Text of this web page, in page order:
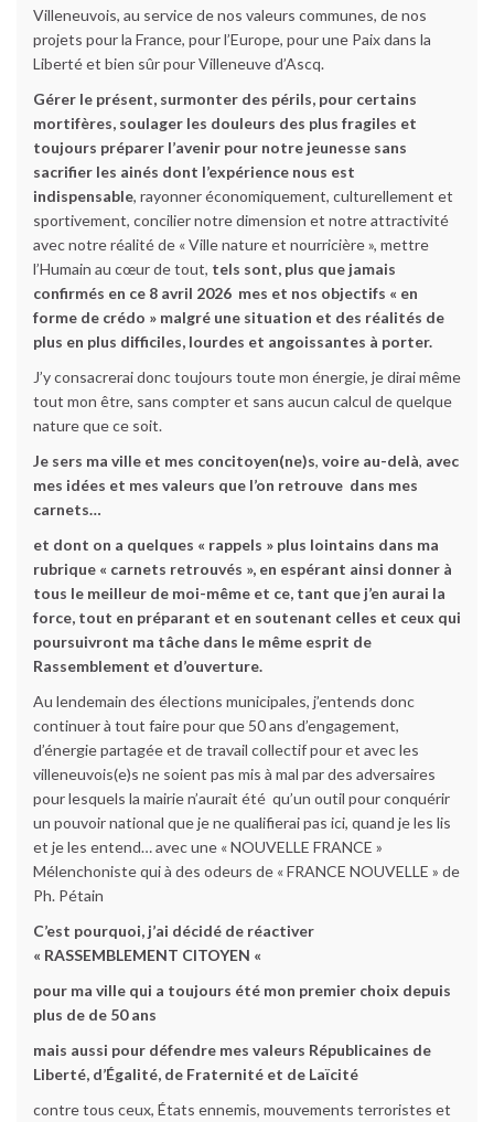
Villeneuvois, au service de nos valeurs communes, de nos
projets pour la France, pour l’Europe, pour une Paix dans la
Liberté et bien sûr pour Villeneuve d’Ascq.
Gérer le présent, surmonter des périls, pour certains
mortifères, soulager les douleurs des plus fragiles et
toujours préparer l’avenir pour notre jeunesse sans
sacrifier les ainés dont l’expérience nous est
indispensable, rayonner économiquement, culturellement et
sportivement, concilier notre dimension et notre attractivité
avec notre réalité de « Ville nature et nourricière », mettre
l’Humain au cœur de tout, tels sont, plus que jamais
confirmés en ce 8 avril 2026 mes et nos objectifs « en
forme de crédo » malgré une situation et des réalités de
plus en plus difficiles, lourdes et angoissantes à porter.
J’y consacrerai donc toujours toute mon énergie, je dirai même
tout mon être, sans compter et sans aucun calcul de quelque
nature que ce soit.
Je sers ma ville et mes concitoyen(ne)s, voire au-delà, avec
mes idées et mes valeurs que l’on retrouve dans mes
carnets…
et dont on a quelques « rappels » plus lointains dans ma
rubrique « carnets retrouvés », en espérant ainsi donner à
tous le meilleur de moi-même et ce, tant que j’en aurai la
force, tout en préparant et en soutenant celles et ceux qui
poursuivront ma tâche dans le même esprit de
Rassemblement et d’ouverture.
Au lendemain des élections municipales, j’entends donc
continuer à tout faire pour que 50 ans d’engagement,
d’énergie partagée et de travail collectif pour et avec les
villeneuvois(e)s ne soient pas mis à mal par des adversaires
pour lesquels la mairie n’aurait été qu’un outil pour conquérir
un pouvoir national que je ne qualifierai pas ici, quand je les lis
et je les entend… avec une « NOUVELLE FRANCE »
Mélenchoniste qui à des odeurs de « FRANCE NOUVELLE » de
Ph. Pétain
C’est pourquoi, j’ai décidé de réactiver
« RASSEMBLEMENT CITOYEN «
pour ma ville qui a toujours été mon premier choix depuis
plus de de 50 ans
mais aussi pour défendre mes valeurs Républicaines de
Liberté, d’Égalité, de Fraternité et de Laïcité
contre tous ceux, États ennemis, mouvements terroristes et